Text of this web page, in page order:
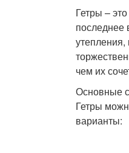
Гетры –
последнее
чем их
Основные
Гетры
варианты: